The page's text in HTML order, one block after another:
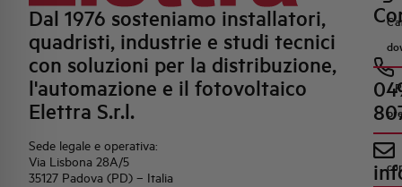
Dal 1976 sosteniamo installatori,
quadristi, industrie e studi tecnici
con soluzioni per la distribuzione,
l'automazione e il fotovoltaico
Elettra S.r.l.
Sede legale e operativa:
Via Lisbona 28A/5
35127 Padova (PD) – Italia